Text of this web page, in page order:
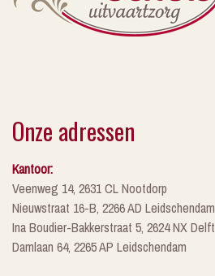
Onze adressen
Kantoor:
Veenweg 14, 2631 CL Nootdorp
Nieuwstraat 16-B, 2266 AD Leidschendam
Ina Boudier-Bakkerstraat 5, 2624 NX Delft
Damlaan 64, 2265 AP Leidschendam